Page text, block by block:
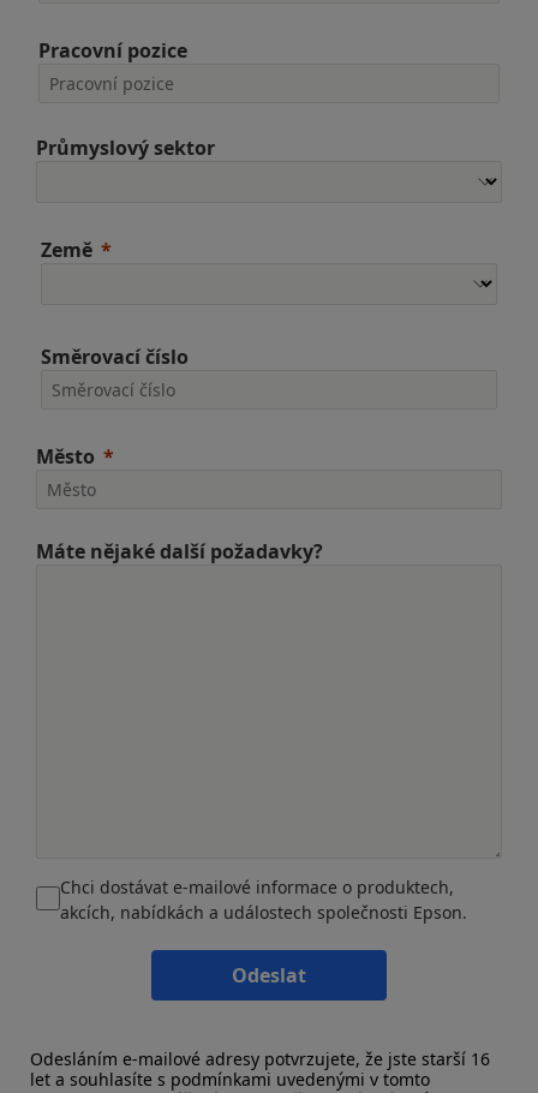
Pracovní pozice
Průmyslový sektor
Země
Směrovací číslo
Město
Máte nějaké další požadavky?
Chci dostávat e-mailové informace o produktech,
akcích, nabídkách a událostech společnosti Epson.
Odeslat
Odesláním e-mailové adresy potvrzujete, že jste starší 16
let a souhlasíte s podmínkami uvedenými v tomto